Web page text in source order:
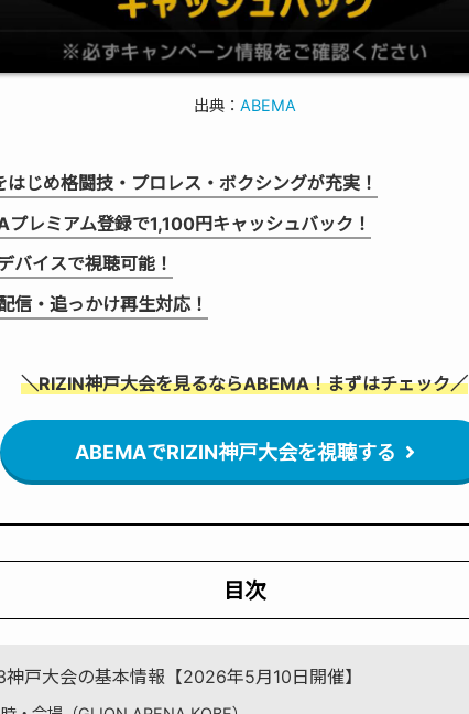
出典： ABEMA
はじめ格闘技・プロレス・ボクシングが充実！
プレミアム登録で1,100円キャッシュバック！
バイスで視聴可能！
信・追っかけ再生対応！
＼RIZIN神戸大会を見るならABEMA！まずはチェック／
ABEMAでRIZIN神戸大会を視聴する
目次
神戸大会の基本情報【2026年5月10日開催】